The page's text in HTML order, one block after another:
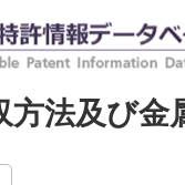
方法及び金